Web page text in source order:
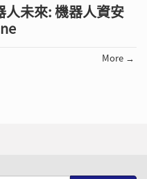
未來: 機器人資安
More →